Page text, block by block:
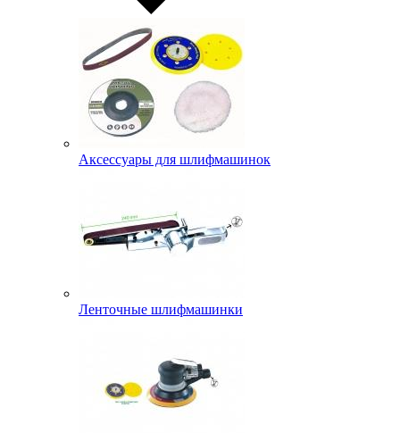
Аксессуары для шлифмашинок
Ленточные шлифмашинки